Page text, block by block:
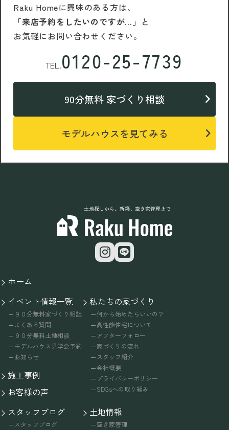
Raku Homeに興味のある方は、
「来店予約をしたいのですが…」 と
お気軽にお問い合わせください。
TEL.0120-25-7739
90分無料 家づくり相談
モデルハウスを見てみる
土地探しから、新築、空き家管理まで
ホーム
イベント情報一覧
９０分無料家づくり相談
よくある質問
９０分無料土地相談
モデルハウス見学会予約
お知らせ
施工事例
お客様の声
私たちの家づくり
何から始めたらいいの？
高性能住宅について
アフターフォロー
家づくりの流れ
スタッフ紹介
会社概要
プライバシーポリシー
SDGsへの取り組み
スタッフブログ
スタッフブログ
土地情報
空き家管理